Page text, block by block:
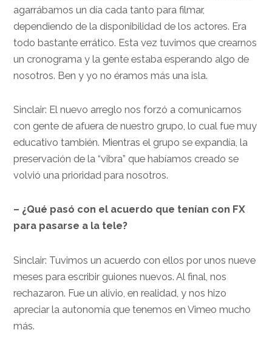
agarrábamos un día cada tanto para filmar,
dependiendo de la disponibilidad de los actores. Era
todo bastante errático. Esta vez tuvimos que crearnos
un cronograma y la gente estaba esperando algo de
nosotros. Ben y yo no éramos más una isla.
Sinclair: El nuevo arreglo nos forzó a comunicarnos
con gente de afuera de nuestro grupo, lo cual fue muy
educativo también. Mientras el grupo se expandía, la
preservación de la “vibra” que habíamos creado se
volvió una prioridad para nosotros.
– ¿Qué pasó con el acuerdo que tenían con FX
para pasarse a la tele?
Sinclair: Tuvimos un acuerdo con ellos por unos nueve
meses para escribir guiones nuevos. Al final, nos
rechazaron. Fue un alivio, en realidad, y nos hizo
apreciar la autonomía que tenemos en Vimeo mucho
más.